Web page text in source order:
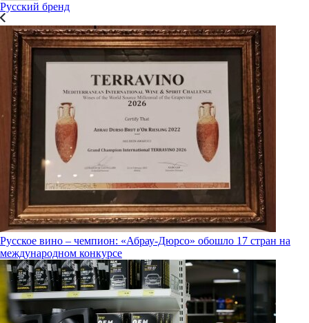
Русский бренд
Русское вино – чемпион: «Абрау-Дюрсо» обошло 17 стран на
международном конкурсе